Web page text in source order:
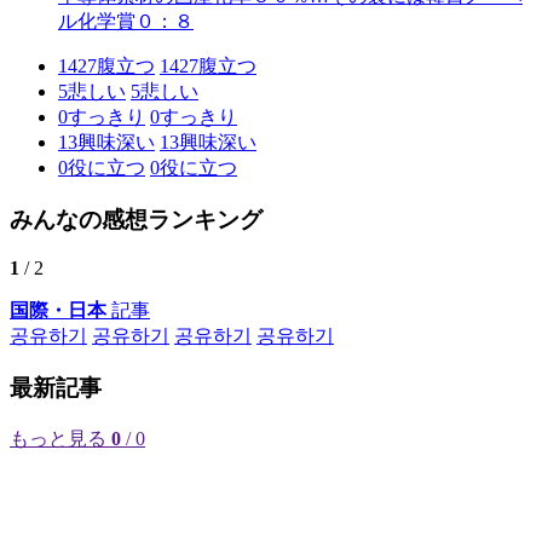
ル化学賞０：８
1427腹立つ 1427腹立つ
5悲しい 5悲しい
0すっきり 0すっきり
13興味深い 13興味深い
0役に立つ 0役に立つ
みんなの感想ランキング
1 / 2
国際・日本記事
공유하기
공유하기 공유하기 공유하기
最新記事
もっと見る 0 / 0